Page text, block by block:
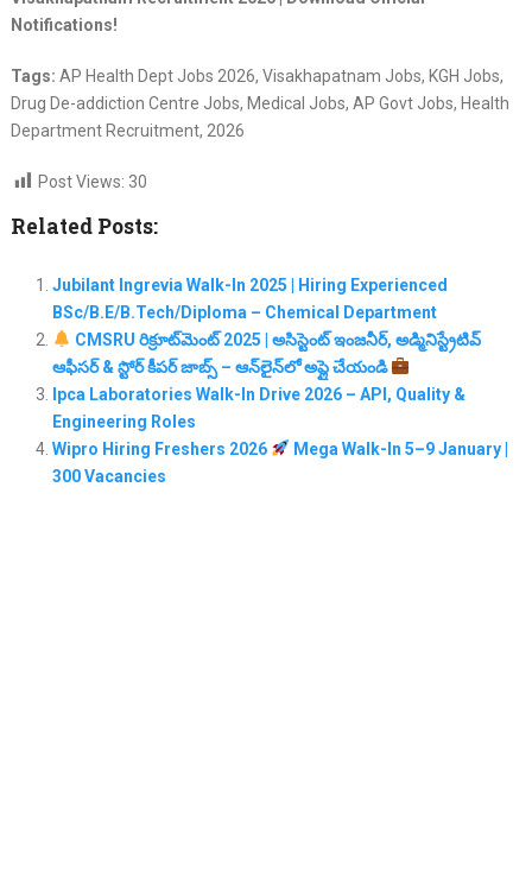
Notifications!
Tags: AP Health Dept Jobs 2026, Visakhapatnam Jobs, KGH Jobs,
Drug De-addiction Centre Jobs, Medical Jobs, AP Govt Jobs, Health
Department Recruitment, 2026
Post Views: 30
Related Posts:
Jubilant Ingrevia Walk-In 2025 | Hiring Experienced
BSc/B.E/B.Tech/Diploma – Chemical Department
CMSRU రిక్రూట్‌మెంట్ 2025 | అసిస్టెంట్ ఇంజనీర్, అడ్మినిస్ట్రేటివ్
ఆఫీసర్ & స్టోర్ కీపర్ జాబ్స్ – ఆన్‌లైన్‌లో అప్లై చేయండి
Ipca Laboratories Walk-In Drive 2026 – API, Quality &
Engineering Roles
Wipro Hiring Freshers 2026
Mega Walk-In 5–9 January |
300 Vacancies